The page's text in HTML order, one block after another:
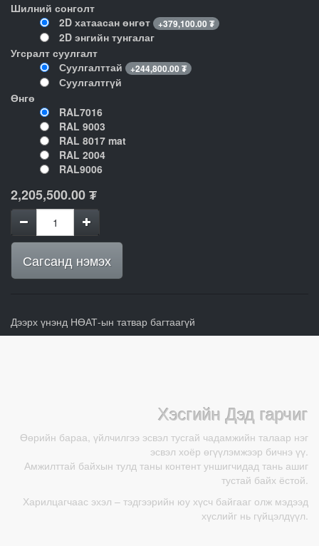
Шилний сонголт
2D хатаасан өнгөт
+379,100.00 ₮
2D энгийн тунгалаг
Угсралт суулгалт
Суулгалттай
+244,800.00 ₮
Суулгалтгүй
Өнгө
RAL7016
RAL 9003
RAL 8017 mat
RAL 2004
RAL9006
2,205,500.00₮
Сагсанд нэмэх
Дээрх үнэнд НӨАТ-ын татвар багтаагүй
Хэсгийн Дэд гарчиг
Өөрийн бараа, үйлчилгээ эсвэл тусгай чадамжийн талаар нэг
эсвэл хоёр өгүүлэмжээр бичнэ үү.
Амжилттай байхын тулд таны контент уншигчидад тань ашиг
тустай байх ёстой.
Харилцагчаас эхэл – тэдгээрийн юу хүсч байгааг олж мэдээд
хүслийг нь гүйцэлдүүл.